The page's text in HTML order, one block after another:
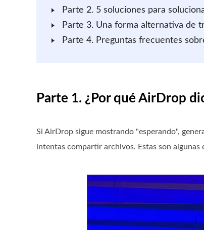
Parte 2. 5 soluciones para
Parte 3. Una forma alternativa de
Parte 4. Preguntas frecuentes
Parte 1. ¿Por qué AirDrop
Si AirDrop sigue mostrando "esperando",
intentas compartir archivos. Estas son algunas